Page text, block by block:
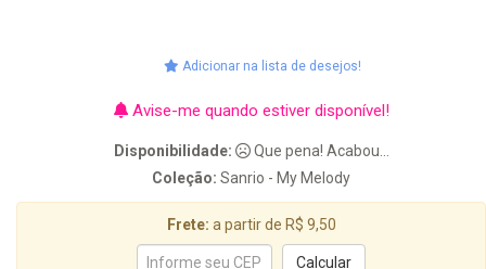
Adicionar na lista de desejos!
Avise-me quando estiver disponível!
Disponibilidade:
Que pena! Acabou...
Coleção: Sanrio - My Melody
Frete: a partir de R$ 9,50